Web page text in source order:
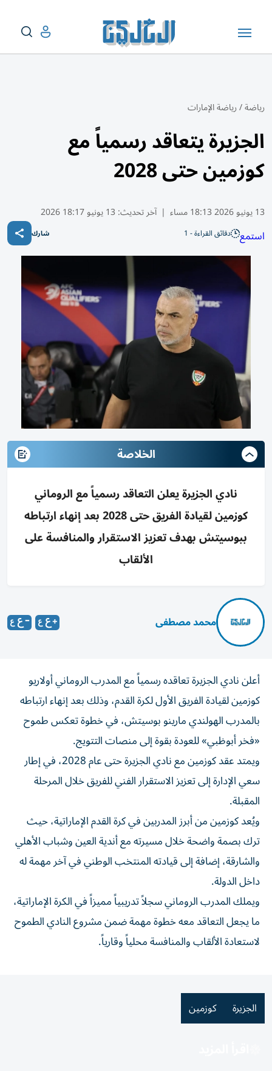
رياضة/رياضة الإمارات
الجزيرة يتعاقد رسمياً مع
كوزمين حتى 2028
13 يونيو 2026 18:13 مساء | آخر تحديث: 13 يونيو 18:17 2026
استمع دقائق القراءة - 1 شارك
الخلاصة
نادي الجزيرة يعلن التعاقد رسمياً مع الروماني
كوزمين لقيادة الفريق حتى 2028 بعد إنهاء ارتباطه
ببوسيتش بهدف تعزيز الاستقرار والمنافسة على
الألقاب
محمد مصطفى
أعلن نادي الجزيرة تعاقده رسمياً مع المدرب الروماني أولاريو
كوزمين لقيادة الفريق الأول لكرة القدم، وذلك بعد إنهاء ارتباطه
بالمدرب الهولندي مارينو بوسيتش، في خطوة تعكس طموح
«فخر أبوظبي» للعودة بقوة إلى منصات التتويج.
ويمتد عقد كوزمين مع نادي الجزيرة حتى عام 2028، في إطار
سعي الإدارة إلى تعزيز الاستقرار الفني للفريق خلال المرحلة
المقبلة.
ويُعد كوزمين من أبرز المدربين في كرة القدم الإماراتية، حيث
ترك بصمة واضحة خلال مسيرته مع أندية العين وشباب الأهلي
والشارقة، إضافة إلى قيادته المنتخب الوطني في آخر مهمة له
داخل الدولة.
ويملك المدرب الروماني سجلاً تدريبياً مميزاً في الكرة الإماراتية،
ما يجعل التعاقد معه خطوة مهمة ضمن مشروع النادي الطموح
لاستعادة الألقاب والمنافسة محلياً وقارياً.
الجزيرة كوزمين